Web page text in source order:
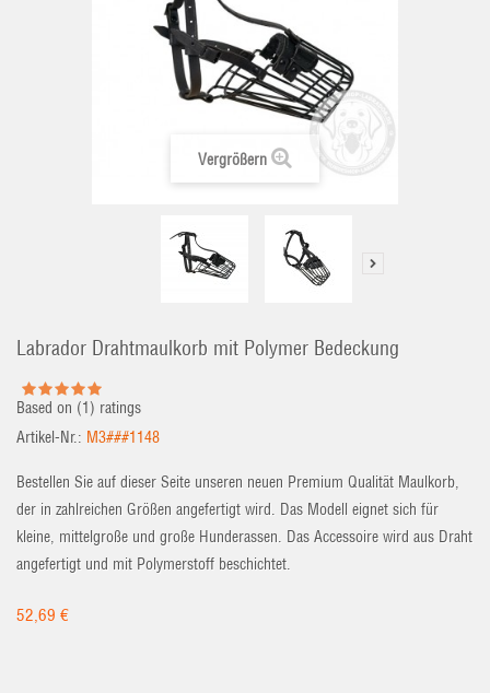
Vergrößern
Labrador Drahtmaulkorb mit Polymer Bedeckung
Based on (1) ratings
Artikel-Nr.: M3###1148
Bestellen Sie auf dieser Seite unseren neuen Premium Qualität Maulkorb,
der in zahlreichen Größen angefertigt wird. Das Modell eignet sich für
kleine, mittelgroße und große Hunderassen. Das Accessoire wird aus Draht
angefertigt und mit Polymerstoff beschichtet.
52,69 €